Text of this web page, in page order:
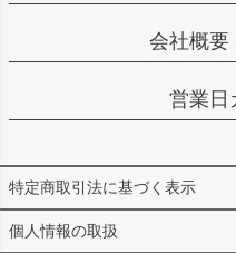
会社概要
営業日
特定商取引法に基づく表示
個人情報の取扱